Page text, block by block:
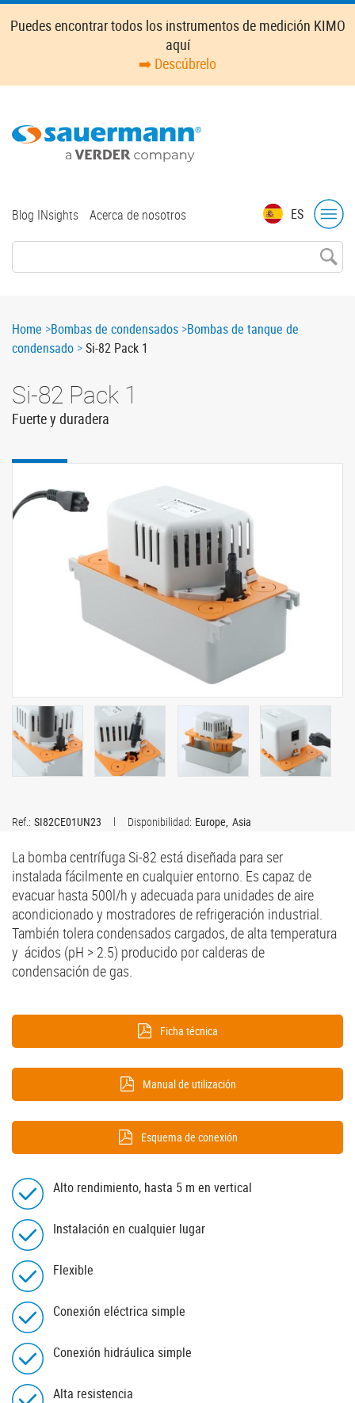
Skip
Puedes encontrar todos los instrumentos de medición KIMO
aquí
➡️ Descúbrelo
ES
Top
Blog INsights Acerca de nosotros
Breadcrumb
Home Bombas de condensados Bombas de tanque de
condensado
Si-82 Pack 1
Si-82 Pack 1
Fuerte y duradera
Disponibilidad: Europe Asia
Ref.: SI82CE01UN23
La bomba centrífuga Si-82 está diseñada para ser
instalada fácilmente en cualquier entorno. Es capaz de
evacuar hasta 500l/h y adecuada para unidades de aire
acondicionado y mostradores de refrigeración industrial.
También tolera condensados cargados, de alta temperatura
y ácidos (pH > 2.5) producido por calderas de
condensación de gas.
Ficha técnica
Manual de utilización
Esquema de conexión
Alto rendimiento, hasta 5 m en vertical
Instalación en cualquier lugar
Flexible
Conexión eléctrica simple
Conexión hidráulica simple
Alta resistencia